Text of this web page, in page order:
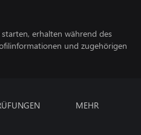
erhalten während des
und zugehörigen
MEHR